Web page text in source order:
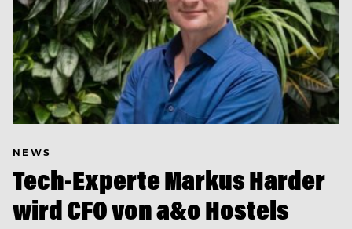
NEWS
Tech-Experte Markus Harder
wird CFO von a&o Hostels